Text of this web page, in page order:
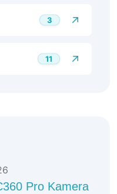
3
11
Pro Kamera